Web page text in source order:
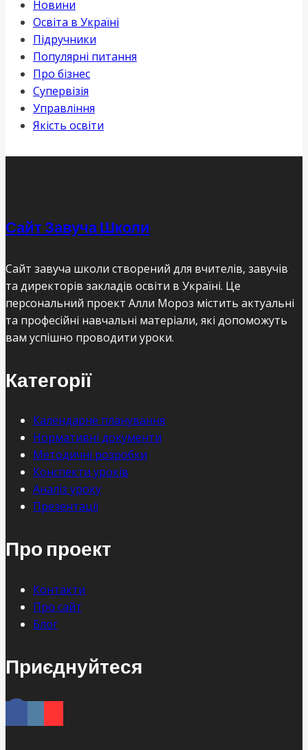
Новини
Освіта в Україні
Підручники
Популярні питання
Про бізнес
Супервізія
Управління
Якість освіти
Сайт Завуча Школи
Сайт завуча школи створений для вчителів, завучів
та директорів закладів освіти в Україні. Це
персональний проект Алли Мороз містить актуальні
та професійні навчальні матеріали, які допоможуть
вам успішно проводити уроки.
Категорії
Календарне планування
Нормативні документи
Методичні розробки
Конспекти уроків
Аналіз уроку
Презентації
Про проект
Контакти
Про сайт
Блог
Приєднуйтеся